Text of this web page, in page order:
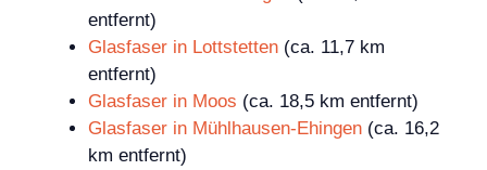
entfernt)
Glasfaser in Lottstetten (ca. 11,7 km
entfernt)
Glasfaser in Moos (ca. 18,5 km entfernt)
Glasfaser in Mühlhausen-Ehingen (ca. 16,2
km entfernt)